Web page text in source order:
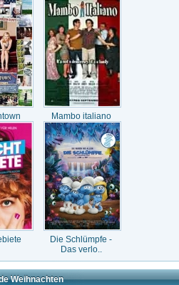
Mambo italiano
Die Schlümpfe -
Das verlo..
Weihnachten